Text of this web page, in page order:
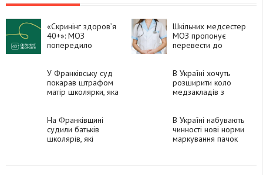
«Скринінг здоров’я
40+»: МОЗ
попередило
використання коштів
Шкільних медсестер
МОЗ пропонує
перевести до
У Франківську суд
покарав штрафом
матір школярки, яка
В Україні хочуть
розширити коло
медзакладів з
На Франківщині
судили батьків
школярів, які
В Україні набувають
чинності нові норми
маркування пачок